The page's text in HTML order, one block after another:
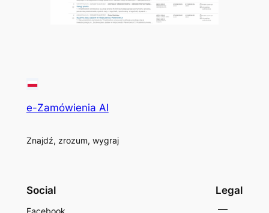
e-Zamówienia AI
Znajdź, zrozum, wygraj
Social
Facebook
Legal